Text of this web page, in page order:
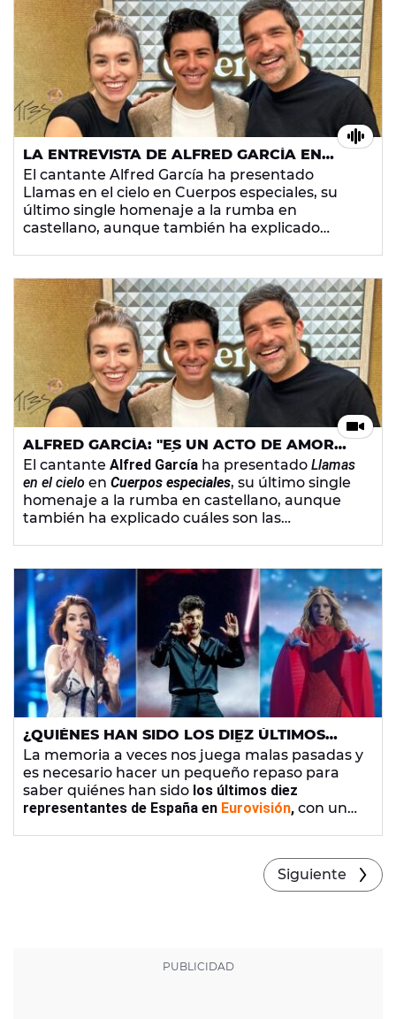
LA ENTREVISTA DE ALFRED GARCÍA EN
CUERPOS ESPECIALES
El cantante Alfred García ha presentado
Llamas en el cielo en Cuerpos especiales, su
último single homenaje a la rumba en
castellano, aunque también ha explicado
ALFRED GARCÍA: "ES UN ACTO DE AMOR
CANTAR EN CATALÁN"
El cantante Alfred García ha presentado Llamas
en el cielo en Cuerpos especiales, su último single
homenaje a la rumba en castellano, aunque
también ha explicado cuáles son las
¿QUIÉNES HAN SIDO LOS DIEZ ÚLTIMOS
REPRESENTANTES DE ESPAÑA EN
EUROVISIÓN Y EN QUÉ PUESTO HAN
QUEDADO?
La memoria a veces nos juega malas pasadas y
es necesario hacer un pequeño repaso para
saber quiénes han sido los últimos diez
representantes de España en Eurovisión, con una
Siguiente